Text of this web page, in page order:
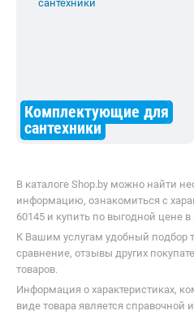
Комплектующие для
сантехники
В каталоге Shop.by можно найти
информацию, ознакомиться с
60145 и купить по выгодной цене
К Вашим услугам удобный подбор
сравнение, отзывы других
товаров.
Информация о характеристиках,
виде товара является справочной